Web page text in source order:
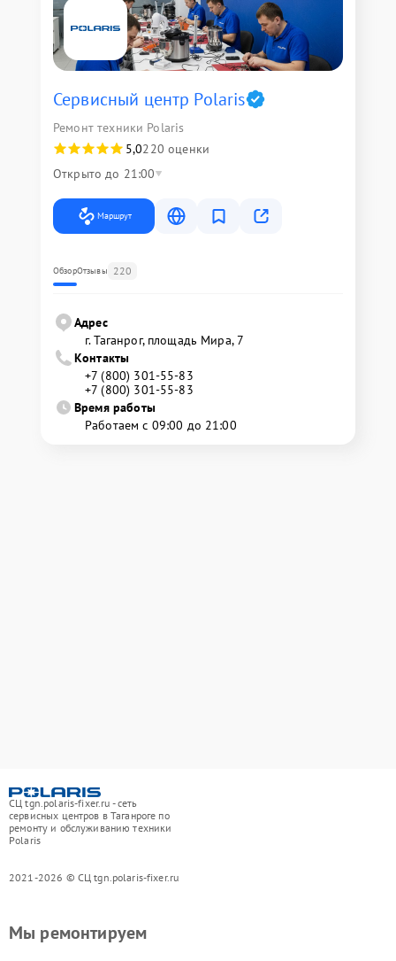
Сервисный центр Polaris
Ремонт техники Polaris
5,0220 оценки
Открыто до 21:00
Маршрут
ОбзорОтзывы 220
Адрес
г. Таганрог, площадь Мира, 7
Контакты
+7 (800) 301-55-83
+7 (800) 301-55-83
Время работы
Работаем с 09:00 до 21:00
СЦ tgn.polaris-fixer.ru - сеть
сервисных центров в Таганроге по
ремонту и обслуживанию техники
Polaris
2021-2026 © СЦ tgn.polaris-fixer.ru
Мы ремонтируем